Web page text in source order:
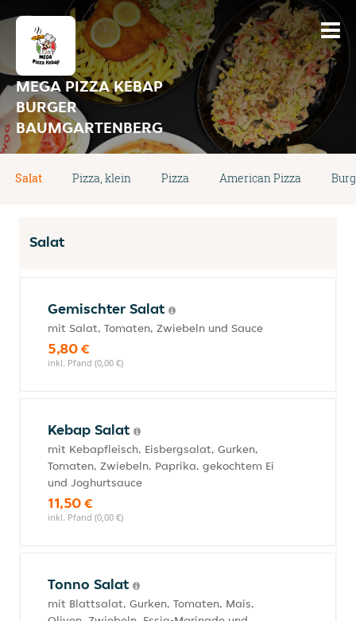
MEGA PIZZA KEBAP
BURGER
BAUMGARTENBERG
Salat Pizza, klein Pizza American Pizza
Salat
Gemischter Salat
mit Salat, Tomaten, Zwiebeln und Sauce
5,80 €
inkl. Pfand (0,00 €)
Kebap Salat
mit Kebapfleisch, Eisbergsalat, Gurken,
Tomaten, Zwiebeln, Paprika, gekochtem Ei
und Joghurtsauce
11,50 €
inkl. Pfand (0,00 €)
Tonno Salat
mit Blattsalat, Gurken, Tomaten, Mais,